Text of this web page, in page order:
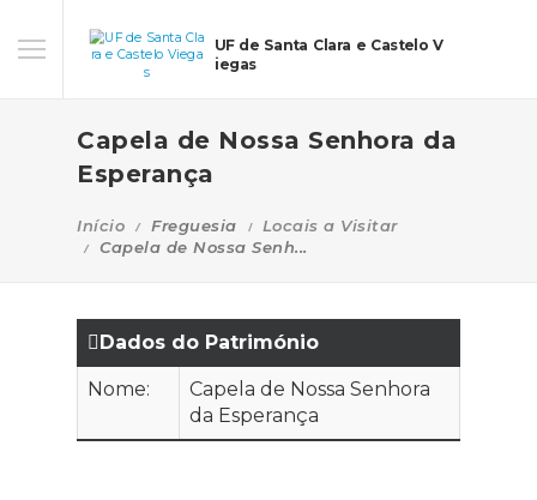
UF de Santa Clara e Castelo V
iegas
Capela de Nossa Senhora da
Esperança
Início Freguesia
Locais a Visitar
Capela de Nossa Senh...
Dados do Património
Nome:
Capela de Nossa Senhora
da Esperança